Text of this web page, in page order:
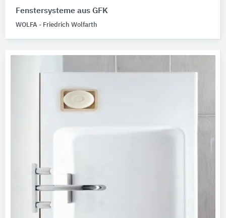
Fenstersysteme aus GFK
WOLFA - Friedrich Wolfarth